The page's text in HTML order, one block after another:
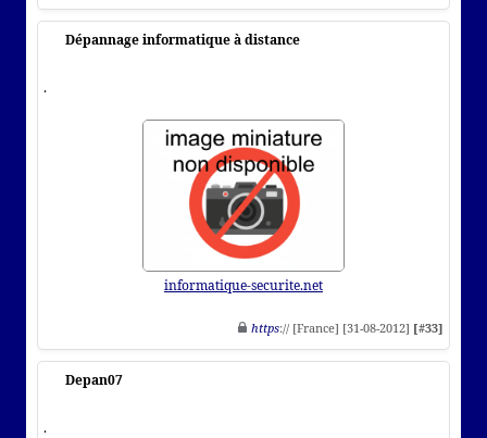
Dépannage informatique à distance
.
informatique-securite.net
https:// [France] [31-08-2012] [#33]
Depan07
.